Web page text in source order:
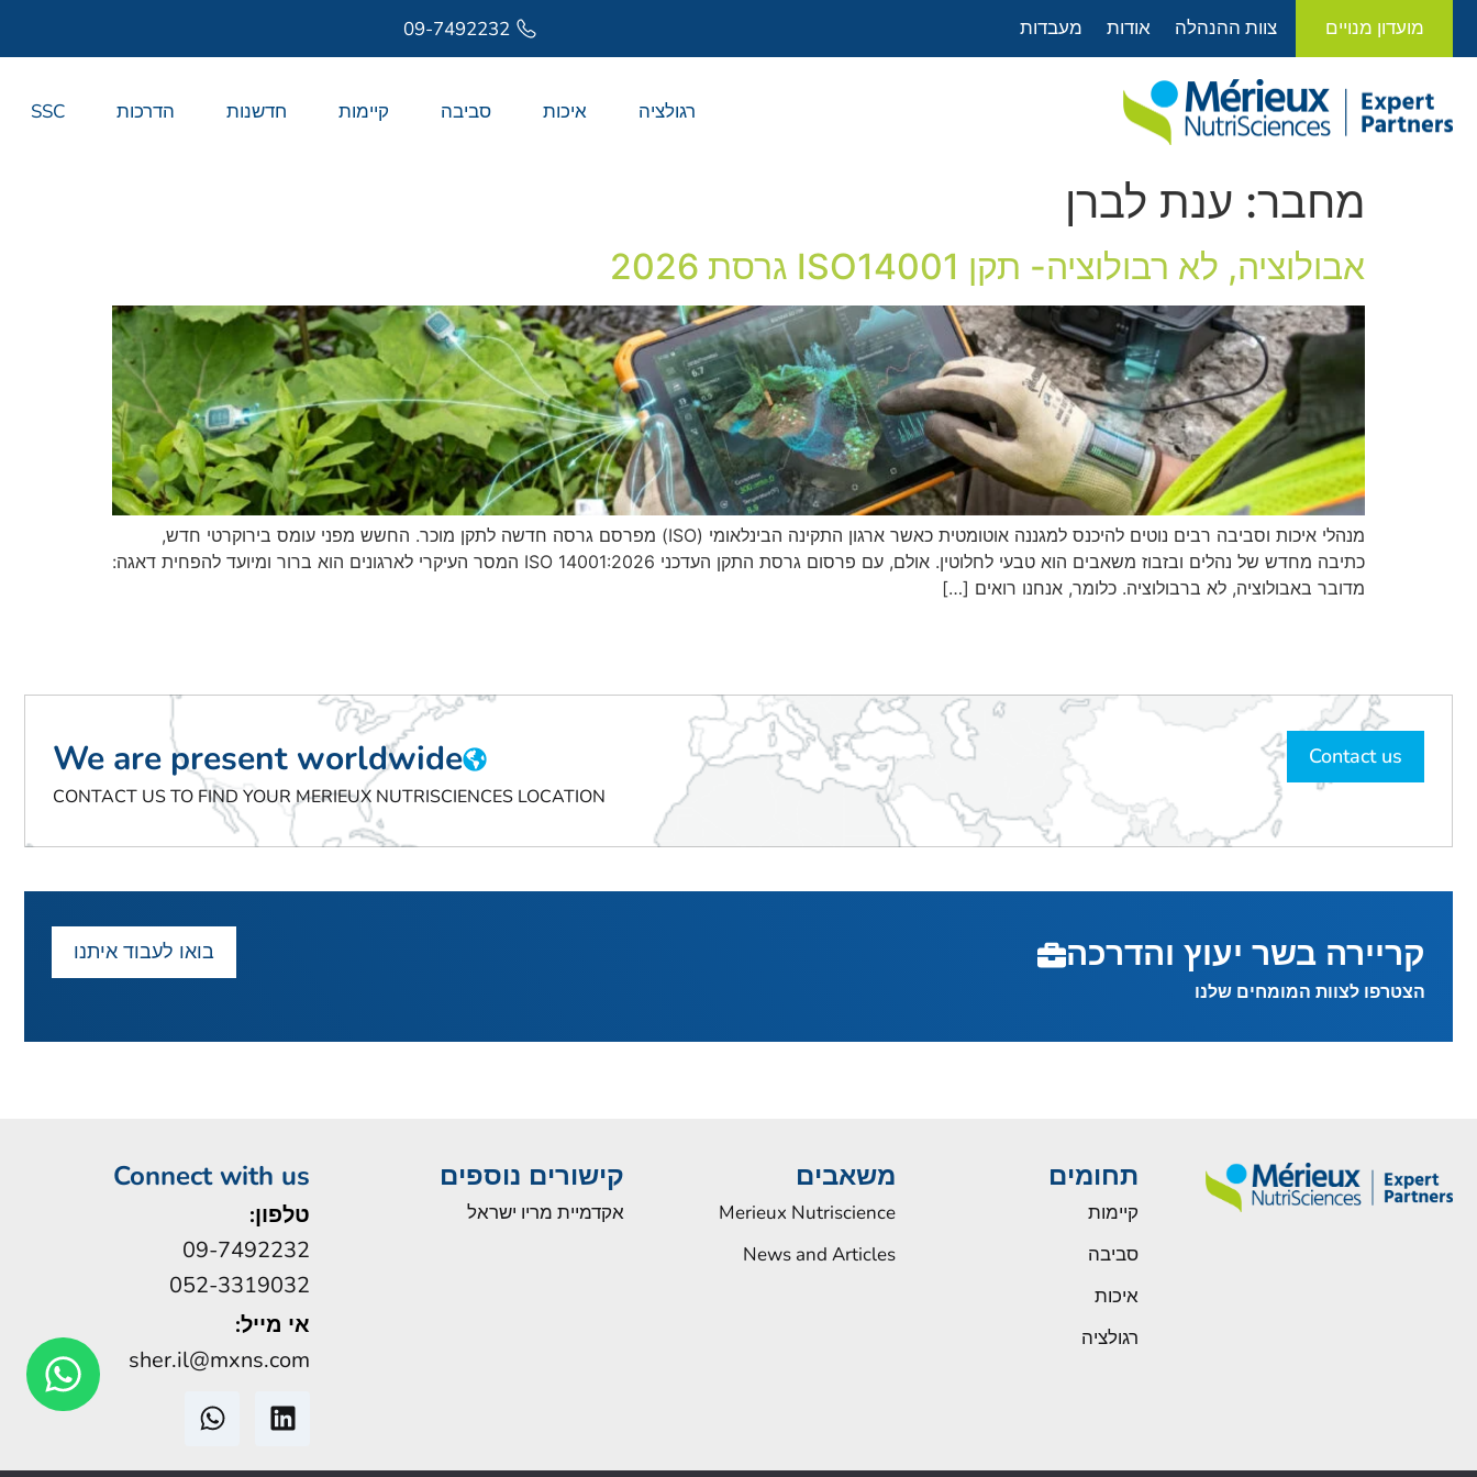
מועדון מנויים צוות ההנהלה אודות מעבדות 09-7492232
רגולציה איכות סביבה קיימות חדשנות הדרכות SSC
מחבר: ענת לברן
אבולוציה, לא רבולוציה- תקן ISO14001 גרסת 2026
מנהלי איכות וסביבה רבים נוטים להיכנס למגננה אוטומטית כאשר ארגון התקינה הבינלאומי (ISO) מפרסם גרסה חדשה לתקן מוכר. החשש מפני עומס בירוקרטי חדש,
כתיבה מחדש של נהלים ובזבוז משאבים הוא טבעי לחלוטין. אולם, עם פרסום גרסת התקן העדכני ISO 14001:2026 המסר העיקרי לארגונים הוא ברור ומיועד להפחית דאגה:
מדובר באבולוציה, לא ברבולוציה. כלומר, אנחנו רואים […]
Contact us
We are present worldwide
CONTACT US TO FIND YOUR MERIEUX NUTRISCIENCES LOCATION
קריירה בשר יעוץ והדרכה
הצטרפו לצוות המומחים שלנו
בואו לעבוד איתנו
תחומים
קיימות
סביבה
איכות
רגולציה
משאבים
Merieux Nutriscience
News and Articles
קישורים נוספים
אקדמיית מריו ישראל
Connect with us
טלפון:
09-7492232
052-3319032
אי מייל:
sher.il@mxns.com